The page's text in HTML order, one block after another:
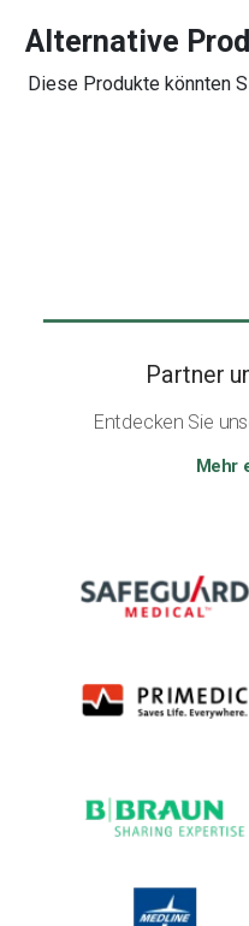
Alternative
Diese Produkte könnten
Partner
Entdecken Sie
Mehr